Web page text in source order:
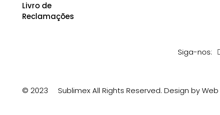
Livro de
Reclamações
Siga-nos:
© 2023 Sublimex All Rights Reserved. Design by Web